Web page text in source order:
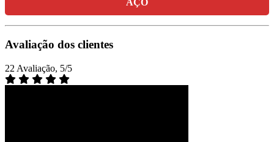
AÇO
Avaliação dos clientes
22 Avaliação, 5/5